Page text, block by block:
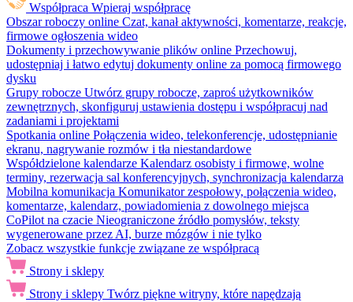
Współpraca Wpieraj współpracę
Obszar roboczy online Czat, kanał aktywności, komentarze, reakcje,
firmowe ogłoszenia wideo
Dokumenty i przechowywanie plików online Przechowuj,
udostępniaj i łatwo edytuj dokumenty online za pomocą firmowego
dysku
Grupy robocze Utwórz grupy robocze, zaproś użytkowników
zewnętrznych, skonfiguruj ustawienia dostępu i współpracuj nad
zadaniami i projektami
Spotkania online Połączenia wideo, telekonferencje, udostępnianie
ekranu, nagrywanie rozmów i tła niestandardowe
Współdzielone kalendarze Kalendarz osobisty i firmowe, wolne
terminy, rezerwacja sal konferencyjnych, synchronizacja kalendarza
Mobilna komunikacja Komunikator zespołowy, połączenia wideo,
komentarze, kalendarz, powiadomienia z dowolnego miejsca
CoPilot na czacie Nieograniczone źródło pomysłów, teksty
wygenerowane przez AI, burze mózgów i nie tylko
Zobacz wszystkie funkcje związane ze współpracą
Strony i sklepy
Strony i sklepy Twórz piękne witryny, które napędzają